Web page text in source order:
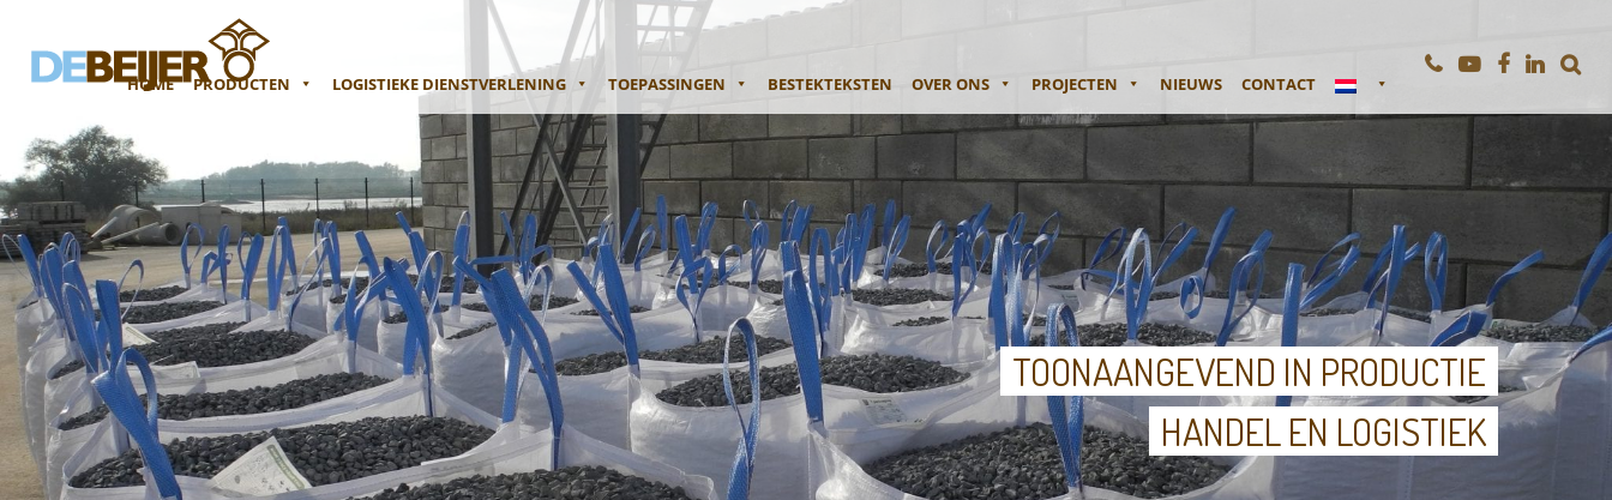
HOME PRODUCTEN LOGISTIEKE DIENSTVERLENING TOEPASSINGEN BESTEKTEKSTEN OVER ONS PROJECTEN NIEUWS CONTACT
TOONAANGEVEND IN PRODUCTIE
HANDEL EN LOGISTIEK